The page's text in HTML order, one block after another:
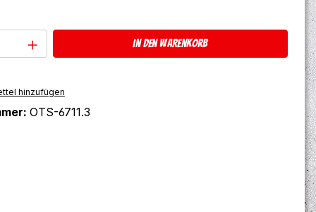
Anzahl: Gib den gewünschten Wert
In den Warenkorb
hinzufügen
OTS-6711.3